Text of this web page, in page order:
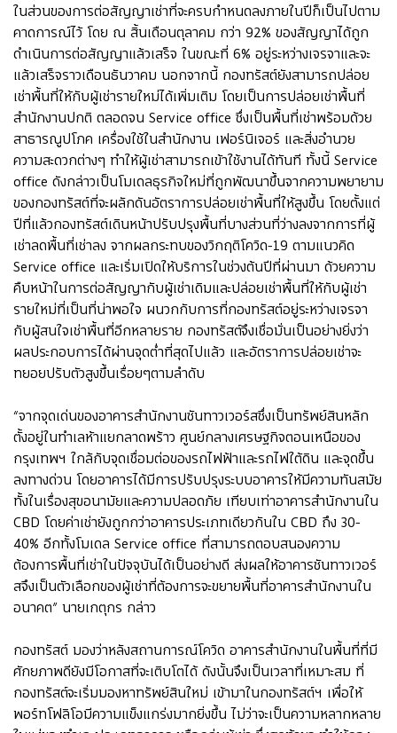
ในส่วนของการต่อสัญญาเช่าที่จะครบกำหนดลงภายในปีก็เป็นไปตาม
คาดการณ์ไว้ โดย ณ สิ้นเดือนตุลาคม กว่า 92% ของสัญญาได้ถูก
ดำเนินการต่อสัญญาแล้วเสร็จ ในขณะที่ 6% อยู่ระหว่างเจรจาและจะ
แล้วเสร็จราวเดือนธันวาคม นอกจากนี้ กองทรัสต์ยังสามารถปล่อย
เช่าพื้นที่ให้กับผู้เช่ารายใหม่ได้เพิ่มเติม โดยเป็นการปล่อยเช่าพื้นที่
สำนักงานปกติ ตลอดจน Service office ซึ่งเป็นพื้นที่เช่าพร้อมด้วย
สาธารณูปโภค เครื่องใช้ในสำนักงาน เฟอร์นิเจอร์ และสิ่งอำนวย
ความสะดวกต่างๆ ทำให้ผู้เช่าสามารถเข้าใช้งานได้ทันที ทั้งนี้ Service
office ดังกล่าวเป็นโมเดลธุรกิจใหม่ที่ถูกพัฒนาขึ้นจากความพยายาม
ของกองทรัสต์ที่จะผลักดันอัตราการปล่อยเช่าพื้นที่ให้สูงขึ้น โดยตั้งแต่
ปีที่แล้วกองทรัสต์เดินหน้าปรับปรุงพื้นที่บางส่วนที่ว่างลงจากการที่ผู้
เช่าลดพื้นที่เช่าลง จากผลกระทบของวิกฤติโควิด-19 ตามแนวคิด
Service office และเริ่มเปิดให้บริการในช่วงต้นปีที่ผ่านมา ด้วยความ
คืบหน้าในการต่อสัญญากับผู้เช่าเดิมและปล่อยเช่าพื้นที่ให้กับผู้เช่า
รายใหม่ที่เป็นที่น่าพอใจ ผนวกกับการที่กองทรัสต์อยู่ระหว่างเจรจา
กับผู้สนใจเช่าพื้นที่อีกหลายราย กองทรัสต์จึงเชื่อมั่นเป็นอย่างยิ่งว่า
ผลประกอบการได้ผ่านจุดต่ำที่สุดไปแล้ว และอัตราการปล่อยเช่าจะ
ทยอยปรับตัวสูงขึ้นเรื่อยๆตามลำดับ
“จากจุดเด่นของอาคารสำนักงานซันทาวเวอร์สซึ่งเป็นทรัพย์สินหลัก
ตั้งอยู่ในทำเลห้าแยกลาดพร้าว ศูนย์กลางเศรษฐกิจตอนเหนือของ
กรุงเทพฯ ใกล้กับจุดเชื่อมต่อของรถไฟฟ้าและรถไฟใต้ดิน และจุดขึ้น
ลงทางด่วน โดยอาคารได้มีการปรับปรุงระบบอาคารให้มีความทันสมัย
ทั้งในเรื่องสุขอนามัยและความปลอดภัย เทียบเท่าอาคารสำนักงานใน
CBD โดยค่าเช่ายังถูกกว่าอาคารประเภทเดียวกันใน CBD ถึง 30-
40% อีกทั้งโมเดล Service office ที่สามารถตอบสนองความ
ต้องการพื้นที่เช่าในปัจจุบันได้เป็นอย่างดี ส่งผลให้อาคารซันทาวเวอร์
สจึงเป็นตัวเลือกของผู้เช่าที่ต้องการจะขยายพื้นที่อาคารสำนักงานใน
อนาคต” นายเกตุกร กล่าว
กองทรัสต์ มองว่าหลังสถานการณ์โควิด อาคารสำนักงานในพื้นที่ที่มี
ศักยภาพดียังมีโอกาสที่จะเติบโตได้ ดังนั้นจึงเป็นเวลาที่เหมาะสม ที่
กองทรัสต์จะเริ่มมองหาทรัพย์สินใหม่ เข้ามาในกองทรัสต์ฯ เพื่อให้
พอร์ทโฟลิโอมีความแข็งแกร่งมากยิ่งขึ้น ไม่ว่าจะเป็นความหลากหลาย